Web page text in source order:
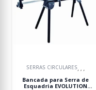
SERRA CIRCULAR CORTE METAL
SERRA CIRCULAR MANUAL GKS
85 BOSCH